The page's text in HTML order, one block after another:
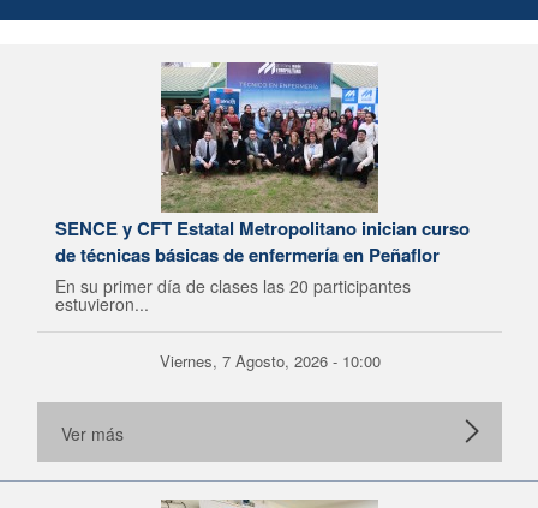
SENCE y CFT Estatal Metropolitano inician curso
de técnicas básicas de enfermería en Peñaflor
En su primer día de clases las 20 participantes
estuvieron...
Viernes, 7 Agosto, 2026 - 10:00
Ver más